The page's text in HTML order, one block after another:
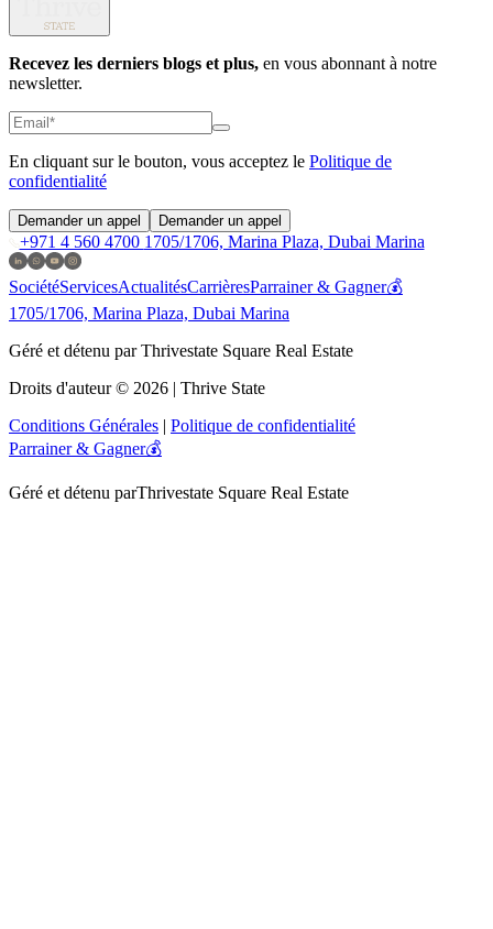
Recevez les derniers blogs et plus, en vous abonnant à notre
newsletter.
En cliquant sur le bouton, vous acceptez le Politique de
confidentialité
Demander un appel Demander un appel
+971 4 560 4700 1705/1706, Marina Plaza, Dubai Marina
SociétéServicesActualitésCarrièresParrainer & Gagner💰
1705/1706, Marina Plaza, Dubai Marina
Géré et détenu par Thrivestate Square Real Estate
Droits d'auteur © 2026 | Thrive State
Conditions Générales | Politique de confidentialité
Parrainer & Gagner💰
Géré et détenu parThrivestate Square Real Estate